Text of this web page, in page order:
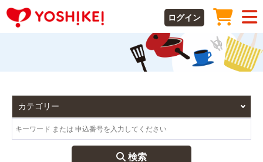
ログイン
 検索